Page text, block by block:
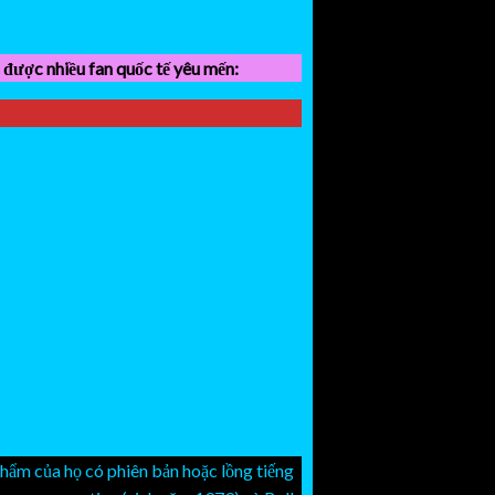
nhiều fan quốc tế yêu mến:
của họ có phiên bản hoặc lồng tiếng